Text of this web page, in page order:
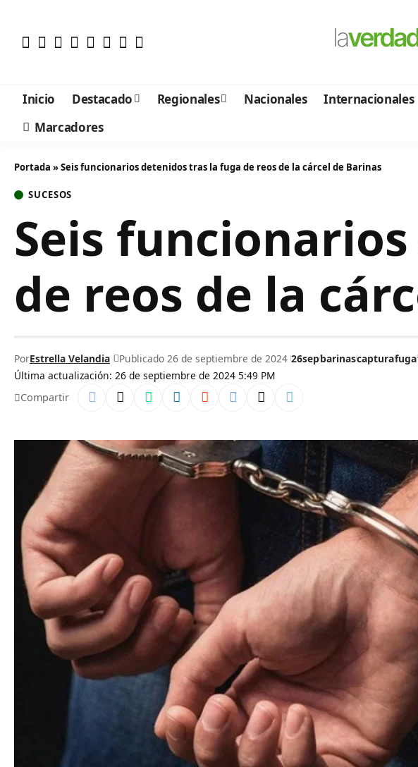
Inicio Destacado Regionales Nacionales Internacionales
Marcadores
Portada »Seis funcionarios detenidos tras la fuga de reos de la cárcel de Barinas
SUCESOS
Seis
de reos de la
Última actualización: 26 de septiembre de 2024 5:49 PM
PorEstrella Velandia Publicado 26 de septiembre de 2024 26sepbarinascapturafuga
Compartir